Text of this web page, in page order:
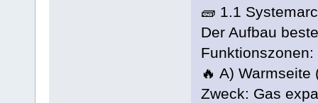
🧱 1.1
Der Aufbau
Funktionszonen:
🔥 A)
Zweck: Gas